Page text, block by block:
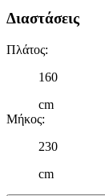
Διαστάσεις
Πλάτος:
160
cm
Μήκος:
230
cm